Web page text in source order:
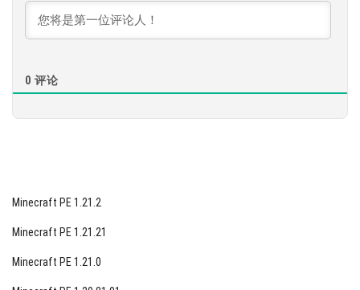
0 评论
Minecraft PE 1.21.2
Minecraft PE 1.21.21
Minecraft PE 1.21.0